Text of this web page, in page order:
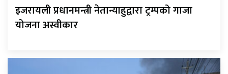
इजरायली प्रधानमन्त्री नेतान्याहुद्वारा ट्रम्पको गाजा
योजना अस्वीकार